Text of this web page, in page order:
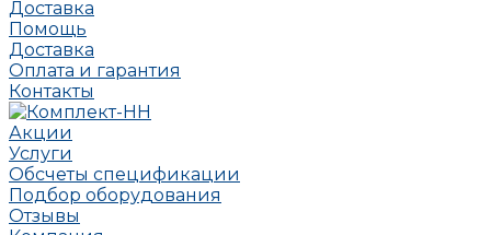
Доставка
Помощь
Доставка
Оплата и гарантия
Контакты
Акции
Услуги
Обсчеты спецификации
Подбор оборудования
Отзывы